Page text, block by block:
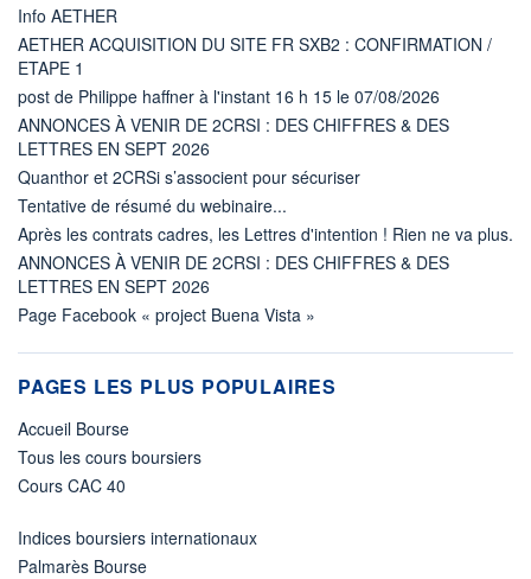
Info AETHER
AETHER ACQUISITION DU SITE FR SXB2 : CONFIRMATION /
ETAPE 1
post de Philippe haffner à l'instant 16 h 15 le 07/08/2026
ANNONCES À VENIR DE 2CRSI : DES CHIFFRES & DES
LETTRES EN SEPT 2026
Quanthor et 2CRSi s’associent pour sécuriser
Tentative de résumé du webinaire...
Après les contrats cadres, les Lettres d'intention ! Rien ne va plus.
ANNONCES À VENIR DE 2CRSI : DES CHIFFRES & DES
LETTRES EN SEPT 2026
Page Facebook « project Buena Vista »
PAGES LES PLUS POPULAIRES
Accueil Bourse
Tous les cours boursiers
Cours CAC 40
Indices boursiers internationaux
Palmarès Bourse